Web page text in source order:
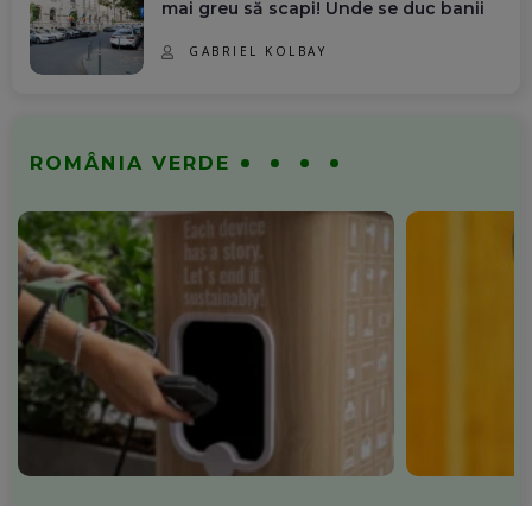
mai greu să scapi! Unde se duc banii
GABRIEL KOLBAY
ROMÂNIA VERDE